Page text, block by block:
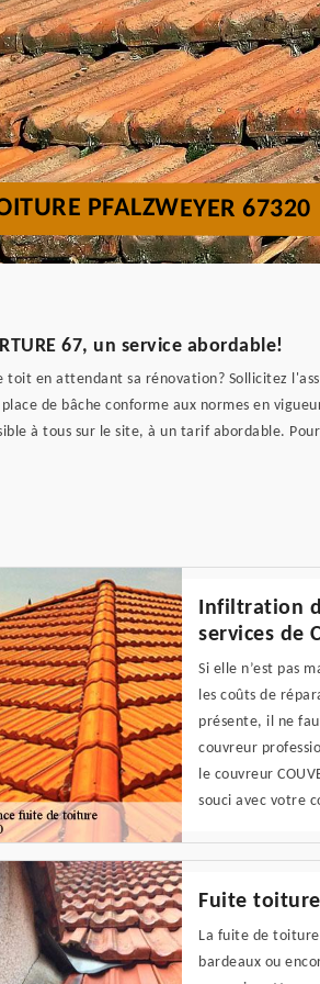
PFALZWEYER 67320
67, un service abordable!
en attendant sa rénovation? Sollicitez
de bâche conforme aux normes en
à tous sur le site, à un tarif abordable.
Infiltration
services de
Si elle n’est pas
les coûts de
présente, il ne
couvreur
le couvreur
souci avec votre
Fuite toiture
La fuite de
bardeaux ou